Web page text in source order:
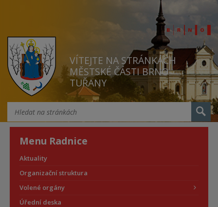
VÍTEJTE NA STRÁNKÁCH
MĚSTSKÉ ČÁSTI BRNO
TUŘANY
Menu Radnice
Aktuality
Organizační struktura
Volené orgány
Úřední deska